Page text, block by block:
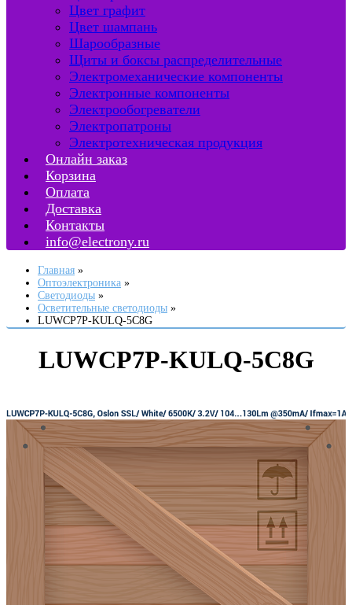
Цвет графит
Цвет шампань
Шарообразные
Щиты и боксы распределительные
Электромеханические компоненты
Электронные компоненты
Электрообогреватели
Электропатроны
Электротехническая продукция
Онлайн заказ
Корзина
Оплата
Доставка
Контакты
info@electrony.ru
Главная
Оптоэлектроника
Светодиоды
Осветительные светодиоды
LUWCP7P-KULQ-5C8G
LUWCP7P-KULQ-5C8G